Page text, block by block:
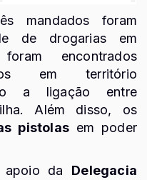
mandados foram
de drogarias em
encontrados
em território
a ligação entre
Além disso, os
pistolas em poder
apoio da Delegacia